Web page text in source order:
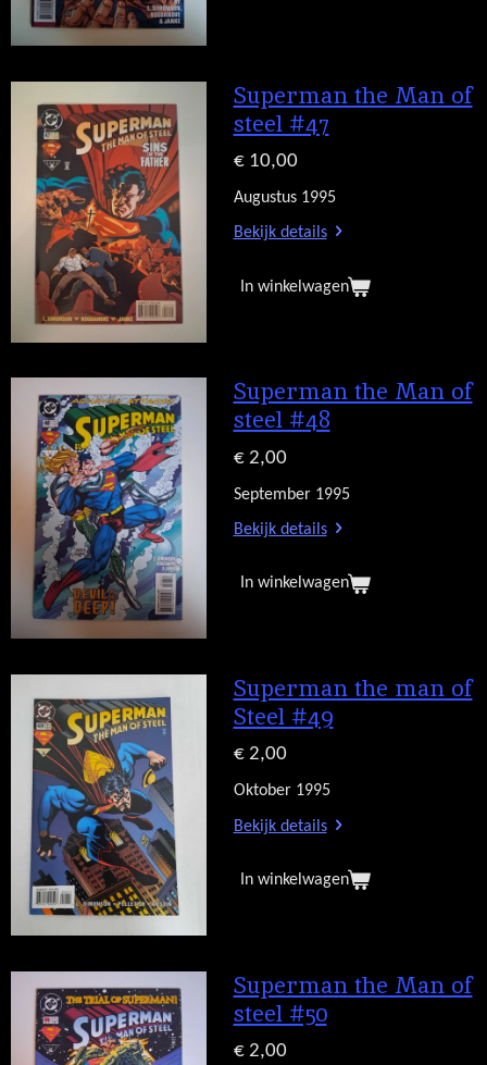
Superman the Man of
steel #47
€ 10,00
Augustus 1995
Bekijk details
In winkelwagen
Superman the Man of
steel #48
€ 2,00
September 1995
Bekijk details
In winkelwagen
Superman the man of
Steel #49
€ 2,00
Oktober 1995
Bekijk details
In winkelwagen
Superman the Man of
steel #50
€ 2,00